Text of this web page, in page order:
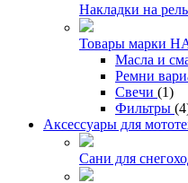
Накладки на
Товары марки
Масла и
Ремни
Свечи (1)
Фильтры
Аксессуары для
Сани для